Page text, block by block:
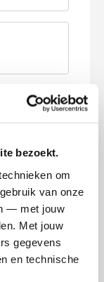
bezoekt.
om
van onze
— met jouw
Met jouw
gegevens
en technische